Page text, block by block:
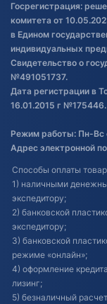
Обновления в
Госрегистрация:
комитета от
в Едином
индивидуальных
Свидетельство о
№491051737.
Дата регистрации в
16.01.2015 г №175446.
Режим работы: Пн-Вс
Адрес электронной
Способы оплаты
1) наличными
экспедитору;
2) банковской
экспедитору;
3) банковской
режиме «онлайн»;
4) оформление
лизинг;
5) безналичный